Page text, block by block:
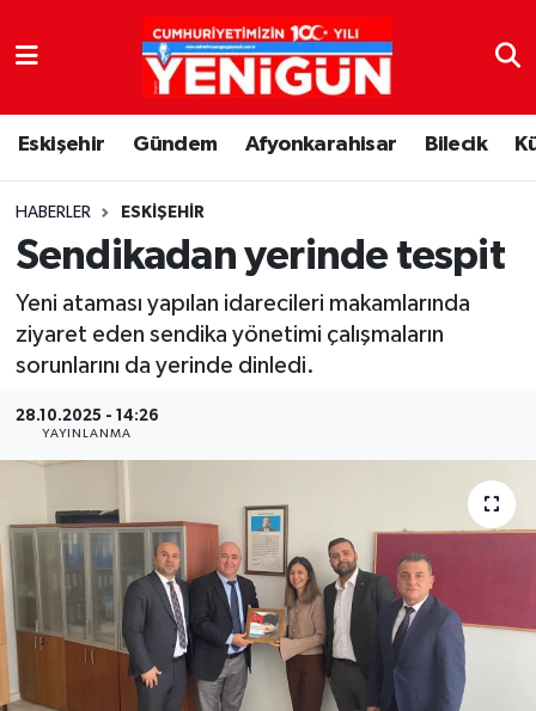
Eskişehir Gündem Afyonkarahisar Bilecik
HABERLER ESKIŞEHIR
Sendikadan yerinde tespit
Yeni ataması yapılan idarecileri makamlarında
ziyaret eden sendika yönetimi çalışmaların
sorunlarını da yerinde dinledi.
28.10.2025 - 14:26
YAYINLANMA
Nöbetçi Eczaneler
Hava Durumu
Trafik Durumu
Süper Lig Puan Durumu ve Fikstür
Tüm Manşetler
Haber Arşivi